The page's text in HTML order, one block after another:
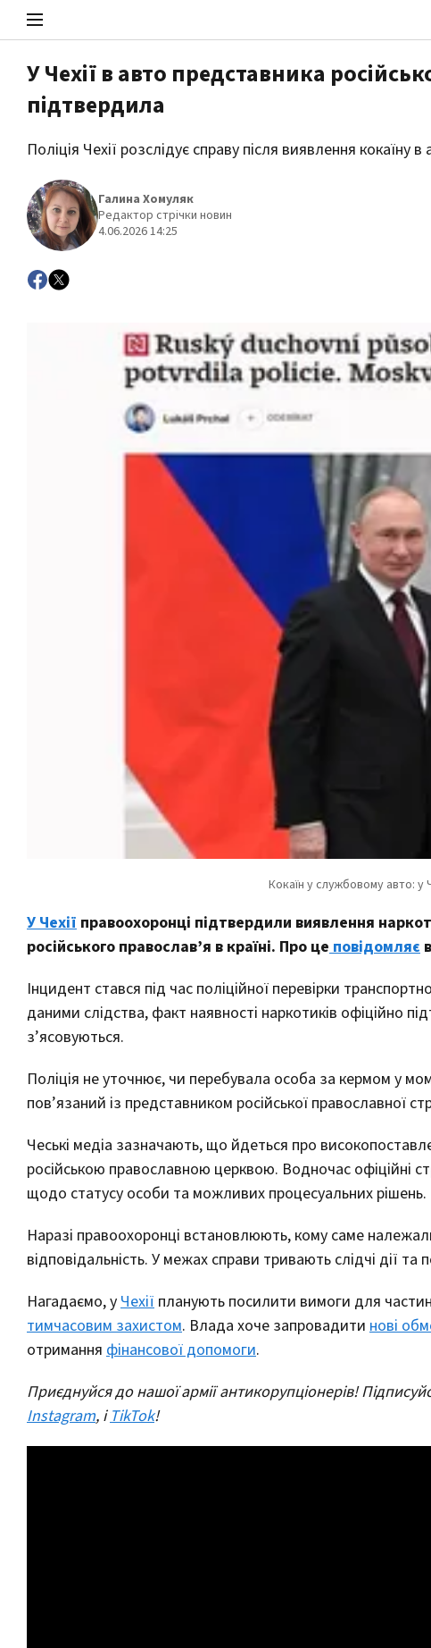
Стоп Політичній Корупції
Політика
У Чехії в авто представника
підтвердила
Поліція Чехії розслідує справу після виявлення
Галина Хомуляк
Редактор стрічки новин
4.06.2026 14:25
У Чехії правоохоронці підтвердили виявлення
російського православ’я в країні. Про цеповідомляє
Інцидент стався під час поліційної перевірки
даними слідства, факт наявності наркотиків офіційно
з’ясовуються.
Поліція не уточнює, чи перебувала особа за кермом у
пов’язаний із представником російської православної
Чеські медіа зазначають, що йдеться про
російською православною церквою. Водночас офіційні
щодо статусу особи та можливих процесуальних рішень.
Наразі правоохоронці встановлюють, кому саме
відповідальність. У межах справи тривають слідчі дії та
Нагадаємо, уЧехії планують посилити вимоги для
тимчасовим захистом. Влада хоче запровадити нові
отримання фінансової допомоги.
Приєднуйся до нашої армії антикорупціонерів!
Instagram, іTikTok!